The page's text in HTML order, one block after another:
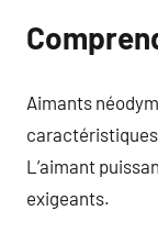
Aimants
L’aimant
exigeants.